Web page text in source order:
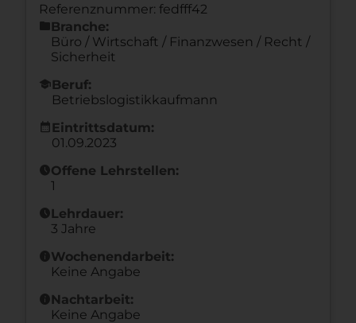
Referenznummer: fedfff42
folderBranche:
Büro / Wirtschaft / Finanzwesen / Recht /
Sicherheit
schoolBeruf:
Betriebslogistikkaufmann
calendar_month Eintrittsdatum:
01.09.2023
scheduleOffene Lehrstellen:
1
scheduleLehrdauer:
3 Jahre
infoWochenendarbeit:
Keine Angabe
infoNachtarbeit:
Keine Angabe